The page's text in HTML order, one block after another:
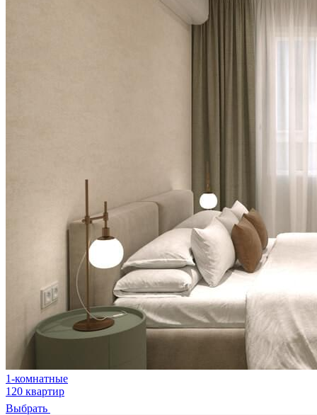
1-комнатные
120 квартир
Выбрать